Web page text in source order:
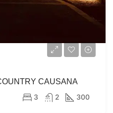
CAUSANA
3 2 300